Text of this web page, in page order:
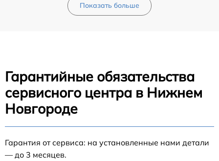
Показать больше
Гарантийные обязательства
сервисного центра в Нижнем
Новгороде
Гарантия от сервиса: на установленные нами детали
— до 3 месяцев.